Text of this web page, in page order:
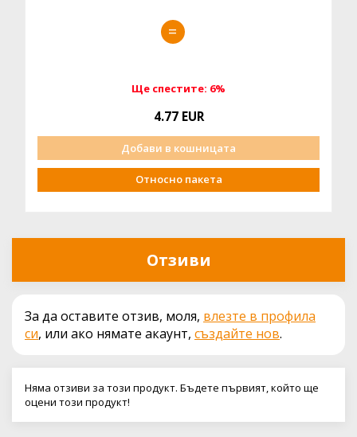
=
Ще спестите: 6%
4.77 EUR
Добави в кошницата
Относно пакета
Отзиви
За да оставите отзив, моля, влезте в профила
си, или ако нямате акаунт, създайте нов.
Няма отзиви за този продукт. Бъдете първият, който ще
оцени този продукт!